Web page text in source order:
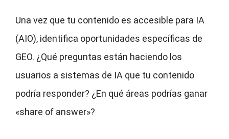
Una vez que tu contenido es accesible para IA
(AIO), identifica oportunidades específicas de
GEO. ¿Qué preguntas están haciendo los
usuarios a sistemas de IA que tu contenido
podría responder? ¿En qué áreas podrías ganar
«share of answer»?